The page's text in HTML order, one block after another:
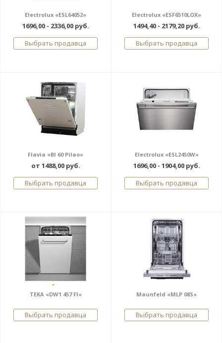
Electrolux «ESL64052»
1696,00 - 2336,00 руб.
Выбрать продавца
Electrolux «ESF6510LOX»
1494,40 - 2179,20 руб.
Выбрать продавца
Flavia «BI 60 Pilao»
от 1488,00 руб.
Выбрать продавца
Electrolux «ESL2450W»
1696,00 - 1904,00 руб.
Выбрать продавца
TEKA «DW1 457 FI»
Выбрать продавца
Maunfeld «MLP 08S»
Выбрать продавца